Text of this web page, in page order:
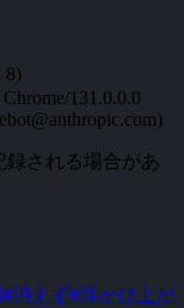
8)
131.0.0.0
される場合があ
#消えず#浮かび上が